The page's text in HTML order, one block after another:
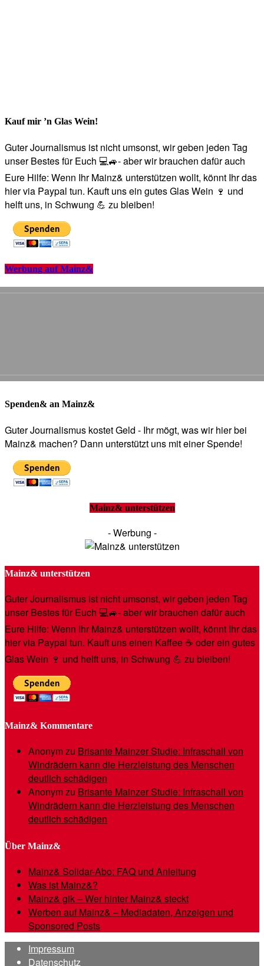
Kauf mir ’n Glas Wein!
Guter Journalismus ist nicht umsonst, wir geben jeden Tag
unser Bestes für Euch 💻🚙- aber wir brauchen dafür auch
Eure Hilfe: Wenn Ihr Mainz& unterstützen wollt, könnt Ihr das
hier via Paypal tun. Kauft uns ein gutes Glas Wein 🍷 und
helft uns, in Schwung 💪 zu bleiben!
Werbung auf Mainz&
Spenden& an Mainz&
Guter Journalismus kostet Geld - Ihr mögt, was wir hier bei
Mainz& machen? Dann unterstützt uns mit einer Spende!
Mainz& unterstützen
- Werbung -
Mainz& unterstützen
Guter Journalismus ist nicht umsonst, wir geben jeden Tag
unser Bestes für Euch 💻🚙- aber wir brauchen dafür auch
Eure Hilfe: Wenn Ihr Mainz& unterstützen wollt, könnt Ihr das
hier via Paypal tun. Kauft uns einen Kaffee ☕️ oder ein gutes
Glas Wein 🍷 und helft uns, in Schwung 💪 zu bleiben!
Mainz& Kommentare
Anonymzu Brisante Mainzer Studie: Infraschall von
Windrädern kann die Herzleistung des Menschen
deutlich schädigen
Anonymzu Brisante Mainzer Studie: Infraschall von
Windrädern kann die Herzleistung des Menschen
deutlich schädigen
Über Mainz&
Mainz& Solidar-Abo: FAQ und Anleitung
Was ist Mainz&?
Mainz& gik – Wer hinter Mainz& steckt
Werben auf Mainz& – Mediadaten, Anzeigen und
Sponsored Posts
Impressum
Datenschutz